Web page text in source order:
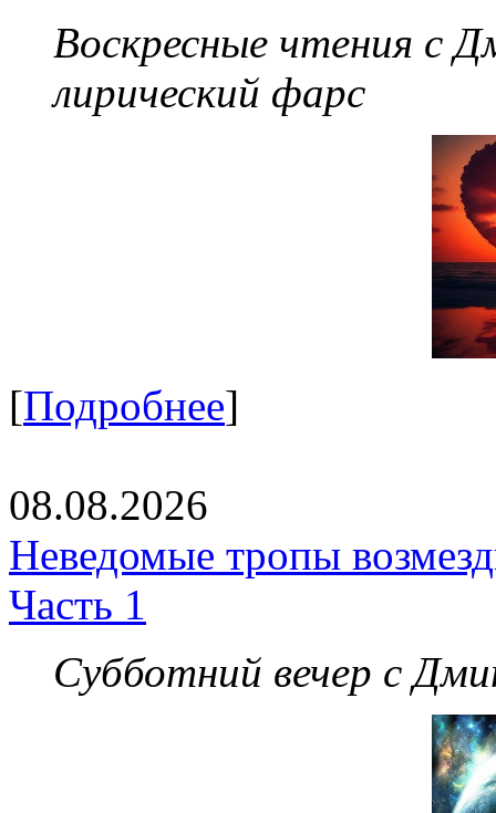
Воскресные чтения с
лирический фарс
[Подробнее]
08.08.2026
Неведомые тропы
Часть 1
Субботний вечер с